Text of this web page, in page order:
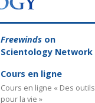
Freewinds on
Scientology Network
Cours en ligne
Cours en ligne « Des outils
pour la vie »